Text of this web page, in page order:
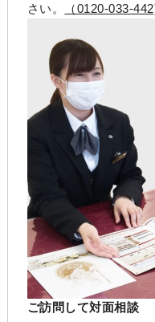
さい。
（0120-033-
ご訪問して対面相談